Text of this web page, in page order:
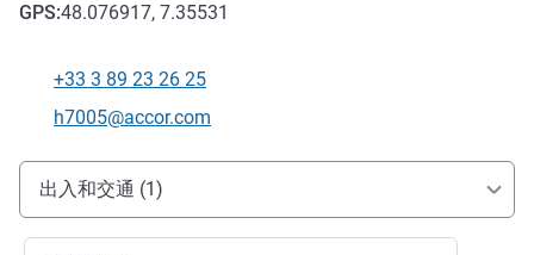
GPS:48.076917, 7.35531
电话
+33 3 89 23 26 25
联系电子邮件
h7005@accor.com
抵达和交通
出入和交通 (1)